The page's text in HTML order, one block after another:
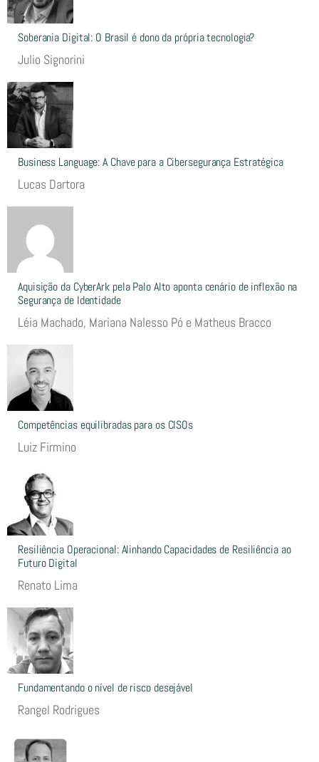
Soberania Digital: O Brasil é dono da própria tecnologia?
Julio Signorini
Business Language: A Chave para a Cibersegurança Estratégica
Lucas Dartora
Aquisição da CyberArk pela Palo Alto aponta cenário de inflexão na
Segurança de Identidade
Léia Machado, Mariana Nalesso Pó e Matheus Bracco
Competências equilibradas para os CISOs
Luiz Firmino
Resiliência Operacional: Alinhando Capacidades de Resiliência ao
Futuro Digital
Renato Lima
Fundamentando o nível de risco desejável
Rangel Rodrigues